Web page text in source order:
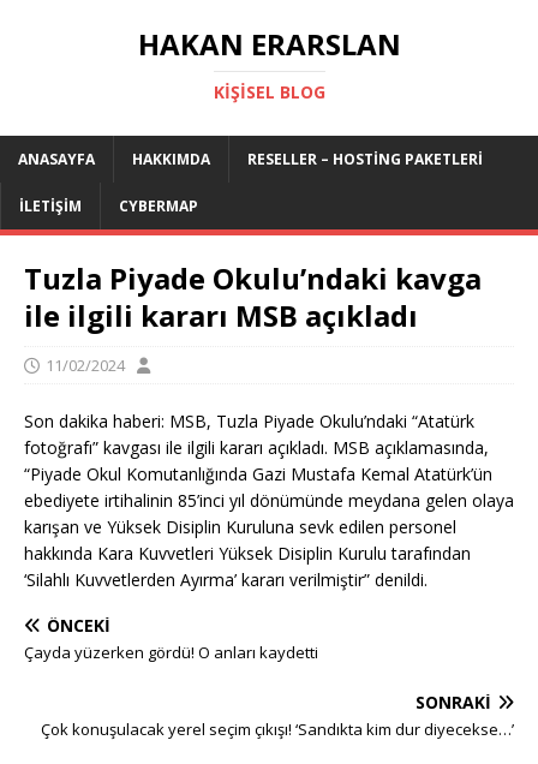
HAKAN ERARSLAN
KIŞISEL BLOG
ANASAYFA HAKKIMDA RESELLER – HOSTING PAKETLERI
İLETIŞIM CYBERMAP
Tuzla Piyade Okulu’ndaki kavga
ile ilgili kararı MSB açıkladı
11/02/2024
Son dakika haberi: MSB, Tuzla Piyade Okulu’ndaki “Atatürk
fotoğrafı” kavgası ile ilgili kararı açıkladı. MSB açıklamasında,
“Piyade Okul Komutanlığında Gazi Mustafa Kemal Atatürk’ün
ebediyete irtihalinin 85’inci yıl dönümünde meydana gelen olaya
karışan ve Yüksek Disiplin Kuruluna sevk edilen personel
hakkında Kara Kuvvetleri Yüksek Disiplin Kurulu tarafından
‘Silahlı Kuvvetlerden Ayırma’ kararı verilmiştir” denildi.
ÖNCEKI
Çayda yüzerken gördü! O anları kaydetti
SONRAKI
Çok konuşulacak yerel seçim çıkışı! ‘Sandıkta kim dur diyecekse…’